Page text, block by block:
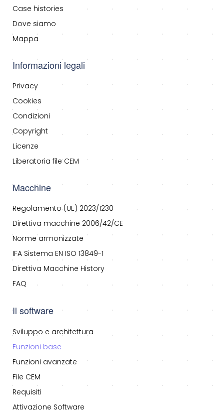
Case histories
Dove siamo
Mappa
Informazioni legali
Privacy
Cookies
Condizioni
Copyright
Licenze
Liberatoria file CEM
Macchine
Regolamento (UE) 2023/1230
Direttiva macchine 2006/42/CE
Norme armonizzate
IFA Sistema EN ISO 13849-1
Direttiva Macchine History
FAQ
Il software
Sviluppo e architettura
Funzioni base
Funzioni avanzate
File CEM
Requisiti
Attivazione Software